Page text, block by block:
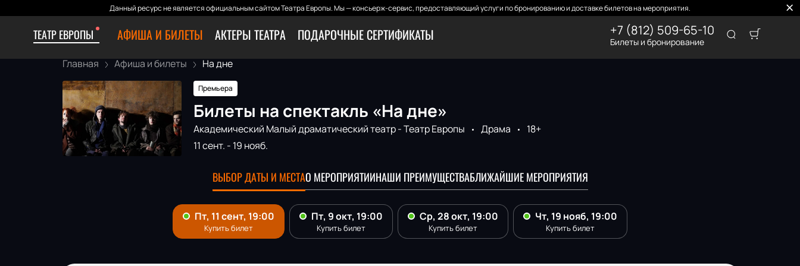
Данный ресурс не является официальным сайтом Театра Европы. Мы — консьерж-сервис, предоставляющий услуги по бронированию и доставке билетов на мероприятия.
ТЕАТР ЕВРОПЫ АФИША И БИЛЕТЫ АКТЕРЫ ТЕАТРА ПОДАРОЧНЫЕ СЕРТИФИКАТЫ +7 (812) 509-65-10
Билеты и бронирование
Главная Афиша и билеты На дне
Премьера
Билеты на спектакль «На дне»
Академический Малый драматический театр - Театр Европы Драма
18+
11 сент. - 19 нояб.
ВЫБОР ДАТЫ И МЕСТАО МЕРОПРИЯТИИНАШИ ПРЕИМУЩЕСТВАБЛИЖАЙШИЕ МЕРОПРИЯТИЯ